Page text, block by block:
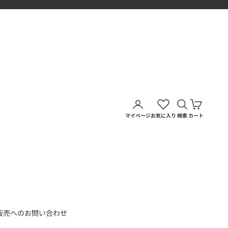
売へのお問い合わせ
アカウントページに移動す
マイページお気に入り
検索を開く
検索
カートを
カート